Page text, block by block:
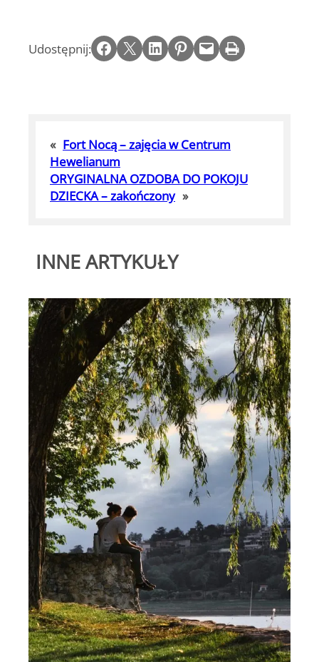
Udostępnij: Share on Facebook Email this Page Share on LinkedIn Share on Pinterest Email this Page Print this Page
« Fort Nocą – zajęcia w Centrum
Hewelianum
ORYGINALNA OZDOBA DO POKOJU
DZIECKA – zakończony »
INNE ARTYKUŁY